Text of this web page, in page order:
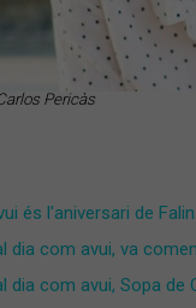
Pericàs
és l'aniversari de
dia com avui, va
dia com avui, Sopa